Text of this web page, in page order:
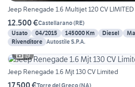
Jeep Renegade 1.6 Multijet 120 CV LIMITED
12.500 €Castellarano(RE)
Usato
04/2015 145000 Km Diesel
Rivenditore Autostile S.P.A.
19
Jeep Renegade 1.6 Mjt 130 CV Limited
Torre del Greco(NA)